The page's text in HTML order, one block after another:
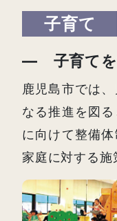
子育て
― 子育て
鹿児島市では
なる推進を図
に向けて整備
家庭に対する施